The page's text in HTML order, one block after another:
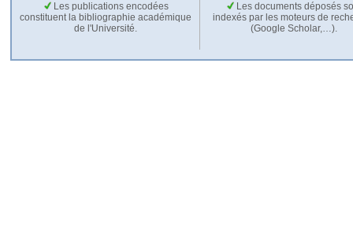
Les publications encodées
constituent la bibliographie académique
de l'Université.
Les documents déposés
indexés par les moteurs de
(Google Scholar,…).